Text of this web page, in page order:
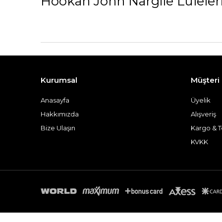
Kurumsal
Anasayfa
Hakkımızda
Bize Ulaşın
Müşteri
Üyelik
Alışveriş
Kargo &
KVKK